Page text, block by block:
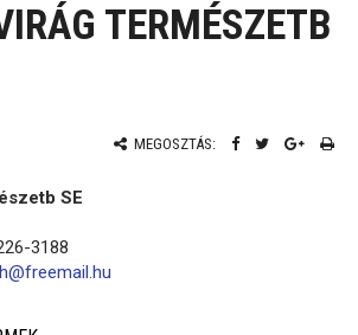
TERMÉSZETB
MEGOSZTÁS:
SE
3188